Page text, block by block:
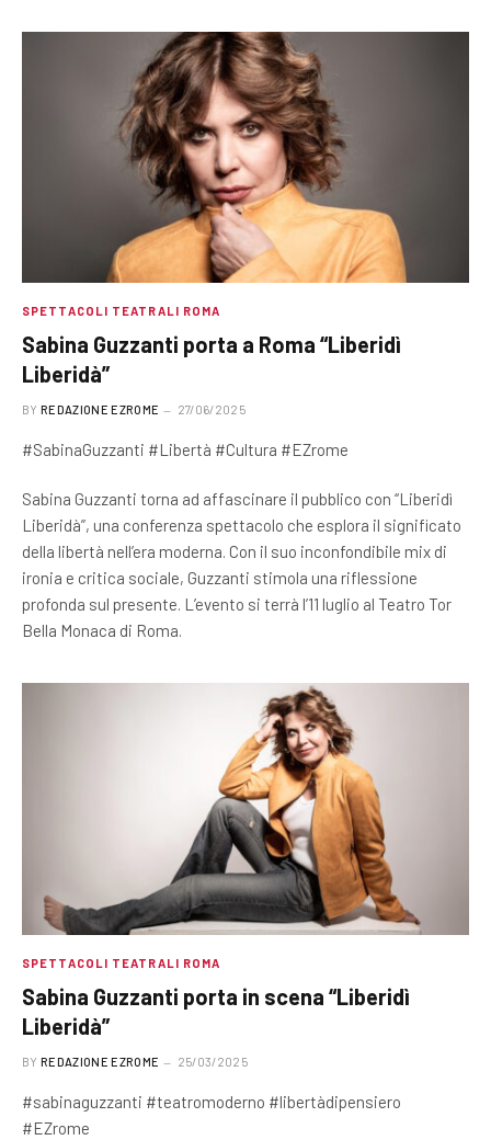
SPETTACOLI TEATRALI ROMA
Sabina Guzzanti porta a Roma “Liberidì
Liberidà”
BY REDAZIONE EZROME 27/06/2025
#SabinaGuzzanti #Libertà #Cultura #EZrome
Sabina Guzzanti torna ad affascinare il pubblico con “Liberidì
Liberidà”, una conferenza spettacolo che esplora il significato
della libertà nell’era moderna. Con il suo inconfondibile mix di
ironia e critica sociale, Guzzanti stimola una riflessione
profonda sul presente. L’evento si terrà l’11 luglio al Teatro Tor
Bella Monaca di Roma.
SPETTACOLI TEATRALI ROMA
Sabina Guzzanti porta in scena “Liberidì
Liberidà”
BY REDAZIONE EZROME 25/03/2025
#sabinaguzzanti #teatromoderno #libertàdipensiero
#EZrome